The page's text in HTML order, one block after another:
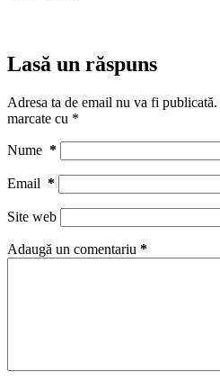
Lasă un răspuns
Adresa ta de email nu va fi publicată.
marcate cu *
Nume *
Email *
Site web
Adaugă un comentariu *